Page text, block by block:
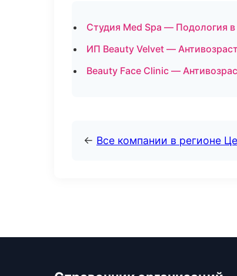
Студия Med Spa — Подология
ИП Beauty Velvet —
Beauty Face Clinic —
← Все компании в регионе